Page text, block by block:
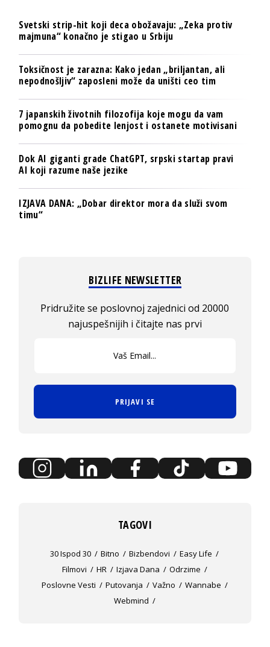
Svetski strip-hit koji deca obožavaju: „Zeka protiv
majmuna“ konačno je stigao u Srbiju
Toksičnost je zarazna: Kako jedan „briljantan, ali
nepodnošljiv“ zaposleni može da uništi ceo tim
7 japanskih životnih filozofija koje mogu da vam
pomognu da pobedite lenjost i ostanete motivisani
Dok AI giganti grade ChatGPT, srpski startap pravi
AI koji razume naše jezike
IZJAVA DANA: „Dobar direktor mora da služi svom
timu“
BIZLIFE NEWSLETTER
Pridružite se poslovnoj zajednici od 20000
najuspešnijih i čitajte nas prvi
PRIJAVI SE
TAGOVI
30 Ispod 30 Bitno Bizbendovi
Easy Life
Filmovi
HR Izjava Dana
Odrzime
Poslovne Vesti
Putovanja Važno
Wannabe
Webmind